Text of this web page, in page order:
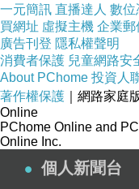
【 飛利浦
盒
】
一元簡訊 直播達人 數位
買網址 虛擬主機 企業郵
廣告刊登 隱私權聲明
消費者保護 兒童網路安
About PChome 投資人
著作權保護 ｜網路家庭
Online
PChome Online and
Online Inc.
個人新聞台